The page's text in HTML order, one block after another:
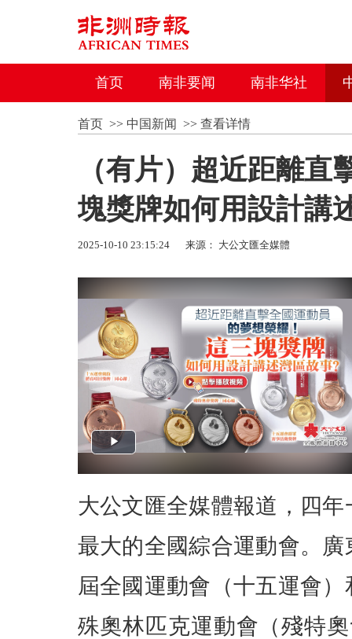
首页 南非要闻 南非华社
首页>> 中国新闻 >> 查看详情
（有片）超近距離
塊獎牌如何用設計講
2025-10-10 23:15:24 来源： 大公文匯全媒體
大公文匯全媒體報道，四
最大的全國綜合運動會。
屆全國運動會（十五運會
殊奧林匹克運動會（殘特